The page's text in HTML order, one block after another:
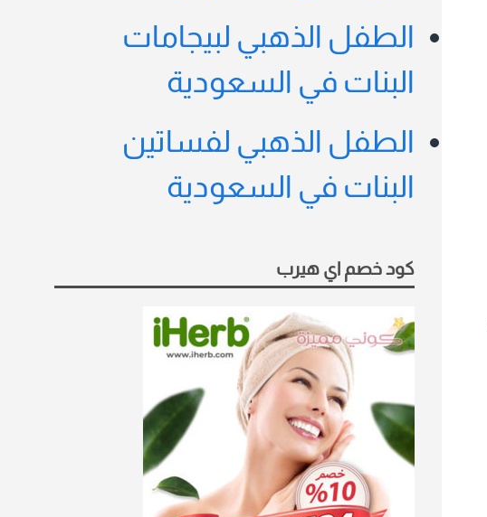
الطفل الذهبي لبيجامات
البنات في السعودية
الطفل الذهبي لفساتين
البنات في السعودية
كود خصم اي هيرب